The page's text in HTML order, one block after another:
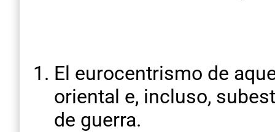
El eurocentrismo de
oriental e, incluso,
de guerra.